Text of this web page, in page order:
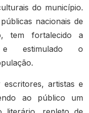
do município.
nacionais de
tem fortalecido a
e estimulado o
artistas e
ao público um